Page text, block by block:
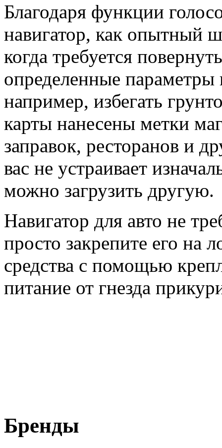
Благодаря функции
навигатор, как опытный
когда требуется
определенные
например, избегать
карты нанесены метки
заправок, ресторанов и
вас не устраивает
можно загрузить другую.
Навигатор для авто не
просто закрепите его на
средства с помощью
питание от гнезда
Бренды